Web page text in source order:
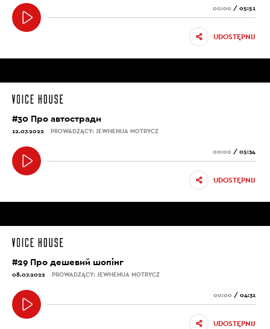
00:00 / 05:51
UDOSTĘPNIJ
#30 Про автостради
12.07.2022 PROWADZĄCY: JEWHENIJA MOTRYCZ
00:00 / 05:34
UDOSTĘPNIJ
#29 Про дешевий шопінг
08.07.2022 PROWADZĄCY: JEWHENIJA MOTRYCZ
00:00 / 04:31
UDOSTĘPNIJ